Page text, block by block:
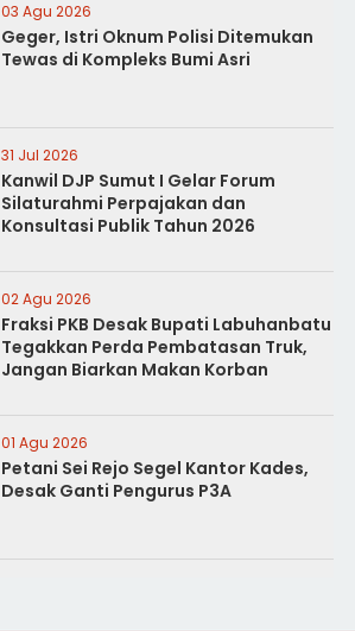
03 Agu 2026
Geger, Istri Oknum Polisi Ditemukan
Tewas di Kompleks Bumi Asri
31 Jul 2026
Kanwil DJP Sumut I Gelar Forum
Silaturahmi Perpajakan dan
Konsultasi Publik Tahun 2026
02 Agu 2026
Fraksi PKB Desak Bupati Labuhanbatu
Tegakkan Perda Pembatasan Truk,
Jangan Biarkan Makan Korban
01 Agu 2026
Petani Sei Rejo Segel Kantor Kades,
Desak Ganti Pengurus P3A